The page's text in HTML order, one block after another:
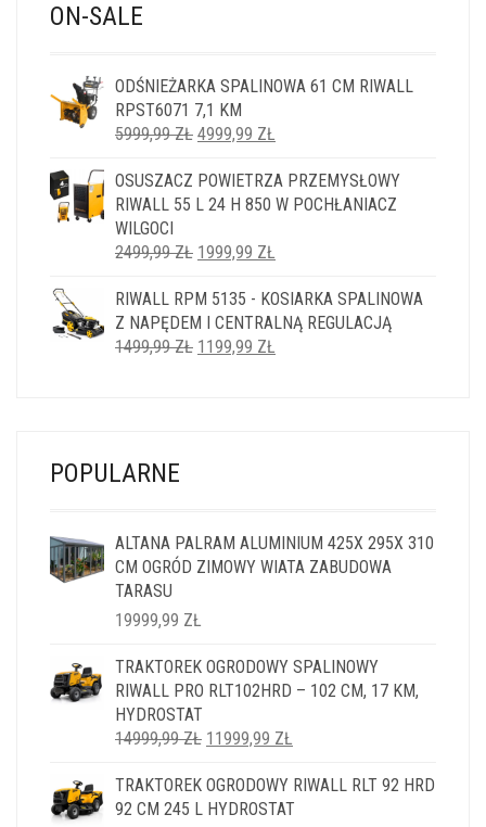
ON-SALE
ODŚNIEŻARKA SPALINOWA 61 CM RIWALL
RPST6071 7,1 KM
5999,99ZŁ PIERWOTNA
WYNOSIŁA:
5999,99 ZŁ.
4999,99 ZŁ
WYNOSI:
4999,99 ZŁ.
OSUSZACZ POWIETRZA PRZEMYSŁOWY
RIWALL 55 L 24 H 850 W POCHŁANIACZ
WILGOCI
2499,99ZŁ PIERWOTNA
WYNOSIŁA:
2499,99 ZŁ.
1999,99 ZŁ
WYNOSI:
1999,99 ZŁ.
RIWALL RPM 5135 - KOSIARKA SPALINOWA
Z NAPĘDEM I CENTRALNĄ REGULACJĄ
1499,99ZŁ PIERWOTNA
1199,99 ZŁ
POPULARNE
ALTANA PALRAM ALUMINIUM 425X 295X 310
CM OGRÓD ZIMOWY WIATA ZABUDOWA
TARASU
19999,99 ZŁ
TRAKTOREK OGRODOWY SPALINOWY
RIWALL PRO RLT102HRD – 102 CM, 17 KM,
HYDROSTAT
14999,99ZŁ PIERWOTNA
WYNOSIŁA:
14999,99 ZŁ.
11999,99 ZŁ
WYNOSI:
11999,99 ZŁ.
TRAKTOREK OGRODOWY RIWALL RLT 92 HRD
92 CM 245 L HYDROSTAT